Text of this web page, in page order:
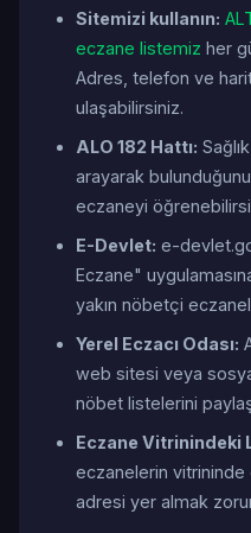
Sitemizi kullanın:
eczane listemiz her
Adres, telefon ve
ulaşabilirsiniz.
ALO 182 Hattı:
arayarak
eczaneyi
E-Devlet: e-
Eczane"
yakın nöbetçi
Yerel Eczacı Odası:
web sitesi veya
nöbet listelerini
Eczane Vitrinindeki
eczanelerin
adresi yer almak